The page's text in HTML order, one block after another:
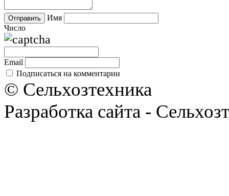
Имя
Число
Email
Подписаться на комментарии
© Сельхозтехника
Разработка сайта -